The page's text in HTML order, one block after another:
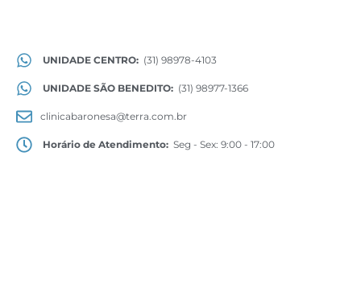
UNIDADE CENTRO: (31) 98978-4103
UNIDADE SÃO BENEDITO: (31) 98977-1366
clinicabaronesa@terra.com.br
Horário de Atendimento: Seg - Sex: 9:00 - 17:00